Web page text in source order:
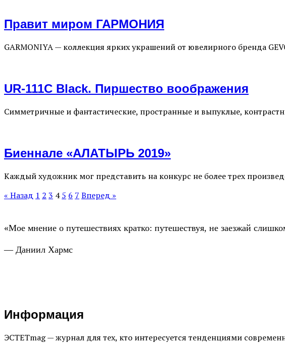
Правит миром ГАРМОНИЯ
GARMONIYA — коллекция ярких украшений от ювелирного бренда
UR-111C Black. Пиршество воображения
Симметричные и фантастические, пространные и выпуклые,
Биеннале «АЛАТЫРЬ 2019»
Каждый художник мог представить на конкурс не более трех
« Назад 1 2 3 4 5 6 7 Вперед »
«Мое мнение о путешествиях кратко: путешествуя, не заезжай
— Даниил Хармс
Информация
ЭСТЕТmag — журнал для тех, кто интересуется тенденциями